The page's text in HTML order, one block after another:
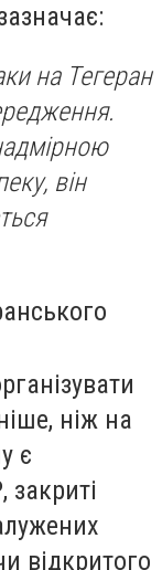
на Тегеран
він
ніж на
є
відкритого